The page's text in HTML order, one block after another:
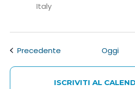
Italy
PrecedenteEventi Oggi
ISCRIVITI AL